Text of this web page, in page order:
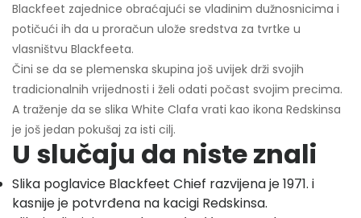
Blackfeet zajednice obraćajući se vladinim dužnosnicima i
potičući ih da u proračun ulože sredstva za tvrtke u
vlasništvu Blackfeeta.
Čini se da se plemenska skupina još uvijek drži svojih
tradicionalnih vrijednosti i želi odati počast svojim precima.
A traženje da se slika White Clafa vrati kao ikona Redskinsa
je još jedan pokušaj za isti cilj.
U slučaju da niste znali
Slika poglavice Blackfeet Chief razvijena je 1971. i
kasnije je potvrđena na kacigi Redskinsa.